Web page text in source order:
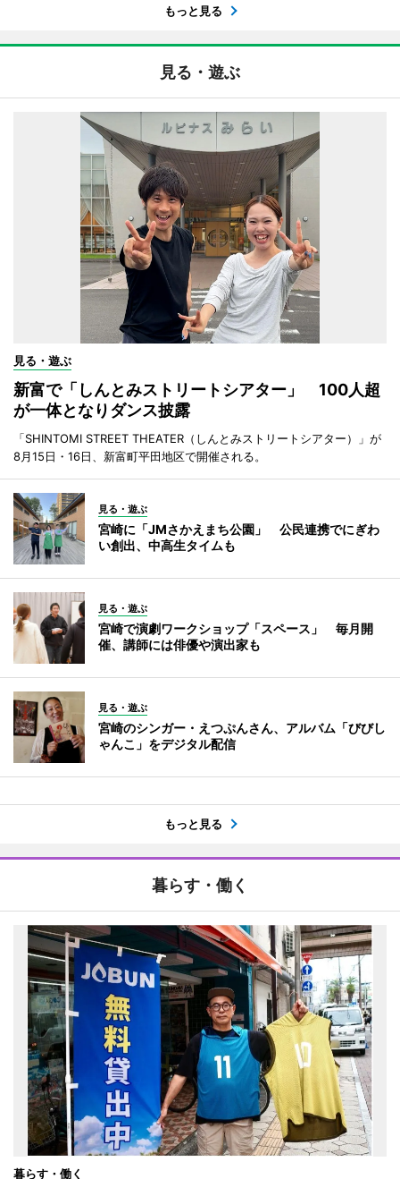
もっと見る
見る・遊ぶ
見る・遊ぶ
新富で「しんとみストリートシアター」 100人超
が一体となりダンス披露
「SHINTOMI STREET THEATER（しんとみストリートシアター）」が
8月15日・16日、新富町平田地区で開催される。
見る・遊ぶ
宮崎に「JMさかえまち公園」 公民連携でにぎわ
い創出、中高生タイムも
見る・遊ぶ
宮崎で演劇ワークショップ「スペース」 毎月開
催、講師には俳優や演出家も
見る・遊ぶ
宮崎のシンガー・えつぷんさん、アルバム「びびし
ゃんこ」をデジタル配信
もっと見る
暮らす・働く
暮らす・働く